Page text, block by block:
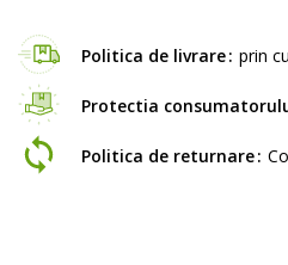
Politica de livrare prin
Protectia
Politica de returnare